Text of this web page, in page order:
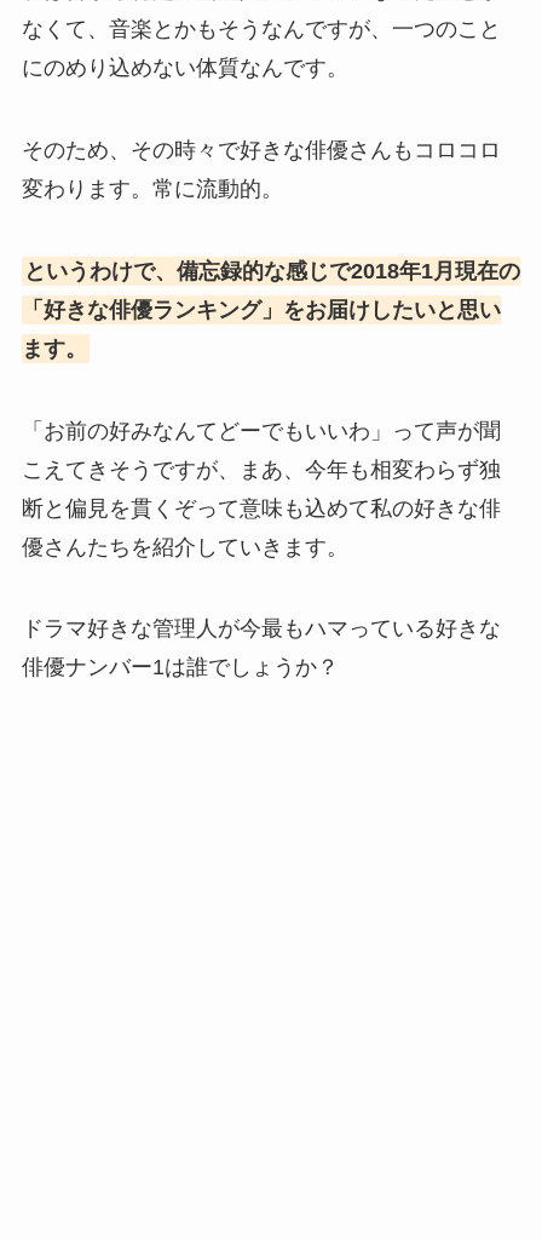
なくて、音楽とかもそうなんですが、一つのこと
にのめり込めない体質なんです。
そのため、その時々で好きな俳優さんもコロコロ
変わります。常に流動的。
というわけで、備忘録的な感じで2018年1月現在の
「好きな俳優ランキング」をお届けしたいと思い
ます。
「お前の好みなんてどーでもいいわ」って声が聞
こえてきそうですが、まあ、今年も相変わらず独
断と偏見を貫くぞって意味も込めて私の好きな俳
優さんたちを紹介していきます。
ドラマ好きな管理人が今最もハマっている好きな
俳優ナンバー1は誰でしょうか？